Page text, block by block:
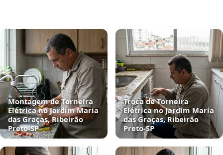
Montagem de Torneira
Elétrica no Jardim Maria
das Graças, Ribeirão
Preto‑SP
Troca de Torneira
Elétrica no Jardim Maria
das Graças, Ribeirão
Preto‑SP